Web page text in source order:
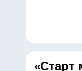
«Старт